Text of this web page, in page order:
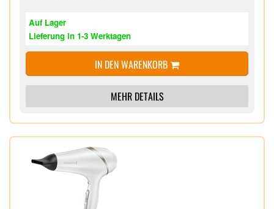
Auf Lager
Lieferung in 1-3 Werktagen
IN DEN WARENKORB
MEHR DETAILS